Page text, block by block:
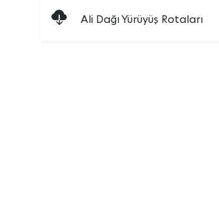
Ali Dağı Yürüyüş Rotaları